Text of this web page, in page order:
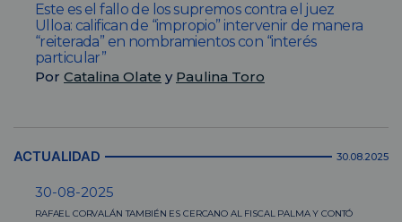
Este es el fallo de los supremos contra el juez
Ulloa: califican de “impropio” intervenir de manera
“reiterada” en nombramientos con “interés
particular”
Por Catalina Olate y Paulina Toro
ACTUALIDAD 30.08.2025
30-08-2025
RAFAEL CORVALÁN TAMBIÉN ES CERCANO AL FISCAL PALMA Y CONTÓ